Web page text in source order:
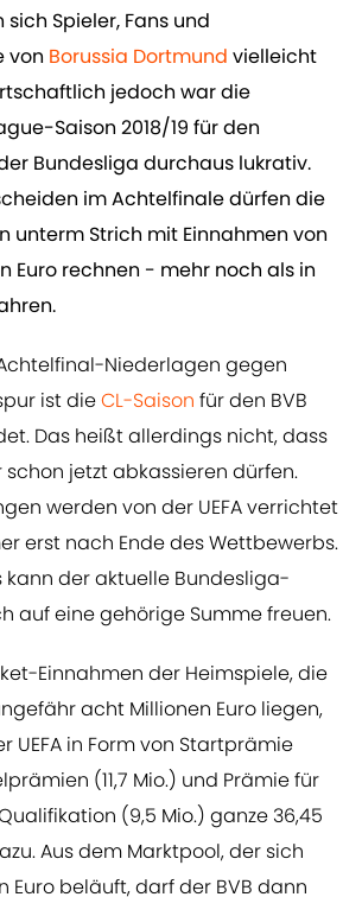
Spieler, Fans und
von Borussia Dortmund vielleicht
jedoch war die
Saison 2018/19 für den
Bundesliga durchaus lukrativ.
im Achtelfinale dürfen die
unterm Strich mit Einnahmen von
Euro rechnen - mehr noch als in
Niederlagen gegen
ist die​CL-Saison für den BVB
Das heißt allerdings nicht, dass
jetzt abkassieren dürfen.
werden von der UEFA verrichtet
erst nach Ende des Wettbewerbs.
kann der aktuelle Bundesliga-
auf eine gehörige Summe freuen.
Einnahmen der Heimspiele, die
acht Millionen Euro liegen,
UEFA in Form von Startprämie
(11,7 Mio.) und Prämie für
(9,5 Mio.) ganze 36,45
Aus dem Marktpool, der sich
Euro beläuft, darf der BVB dann